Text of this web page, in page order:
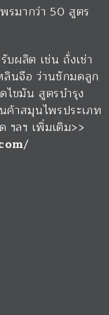
รมากว่า 50 สูตร
บผลิต เช่น ถั่งเช่า
ลินจือ ว่านชักมดลูก
ไขมัน สูตรบำรุง
ค้าสมุนไพรประเภท
ลฯ เพิ่มเติม>>
/